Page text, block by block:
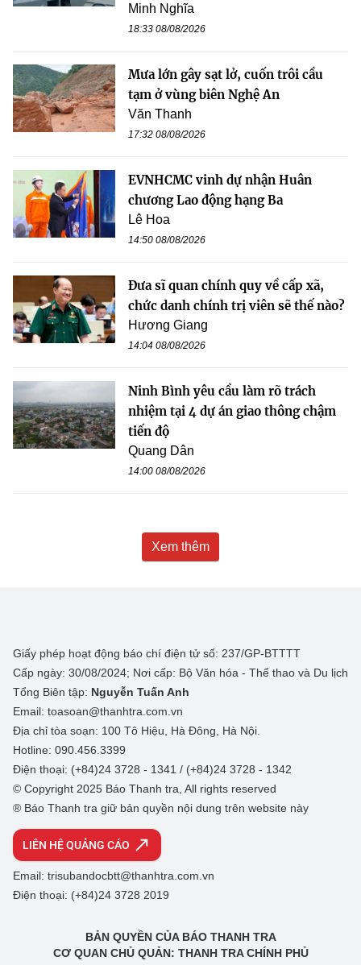
Minh Nghĩa
18:33 08/08/2026
Mưa lớn gây sạt lở, cuốn trôi cầu
tạm ở vùng biên Nghệ An
Văn Thanh
17:32 08/08/2026
EVNHCMC vinh dự nhận Huân
chương Lao động hạng Ba
Lê Hoa
14:50 08/08/2026
Đưa sĩ quan chính quy về cấp xã,
chức danh chính trị viên sẽ thế nào?
Hương Giang
14:04 08/08/2026
Ninh Bình yêu cầu làm rõ trách
nhiệm tại 4 dự án giao thông chậm
tiến độ
Quang Dân
14:00 08/08/2026
Xem thêm
Giấy phép hoạt động báo chí điện tử số: 237/GP-BTTTT
Cấp ngày: 30/08/2024; Nơi cấp: Bộ Văn hóa - Thể thao và Du lịch
Tổng Biên tập: Nguyễn Tuấn Anh
Email: toasoan@thanhtra.com.vn
Địa chỉ tòa soạn: 100 Tô Hiệu, Hà Đông, Hà Nội.
Hotline: 090.456.3399
Điện thoại: (+84)24 3728 - 1341 / (+84)24 3728 - 1342
© Copyright 2025 Báo Thanh tra, All rights reserved
® Báo Thanh tra giữ bản quyền nội dung trên website này
LIÊN HỆ QUẢNG CÁO
Email: trisubandocbtt@thanhtra.com.vn
Điện thoại: (+84)24 3728 2019
BẢN QUYỀN CỦA BÁO THANH TRA
CƠ QUAN CHỦ QUẢN: THANH TRA CHÍNH PHỦ